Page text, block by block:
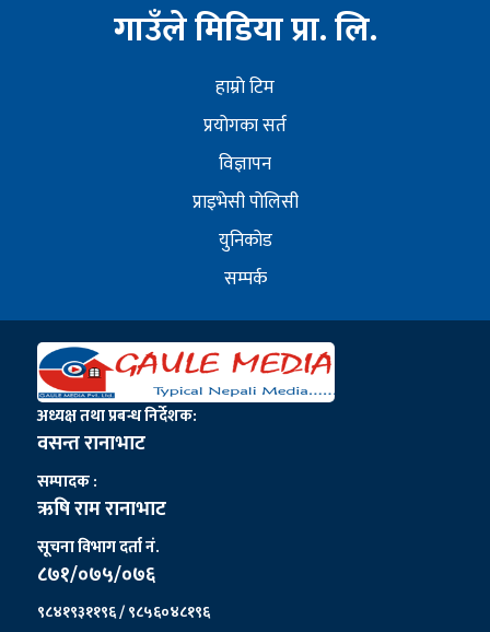
गाउँले मिडिया प्रा. लि.
हाम्राे टिम
प्रयोगका सर्त
विज्ञापन
प्राइभेसी पोलिसी
युनिकोड
सम्पर्क
अध्यक्ष तथा प्रबन्ध निर्देशक:
वसन्त रानाभाट
सम्पादक :
ऋषि राम रानाभाट
सूचना विभाग दर्ता नं.
८७१/०७५/०७६
९८४१९३११९६ / ९८५६०४८१९६